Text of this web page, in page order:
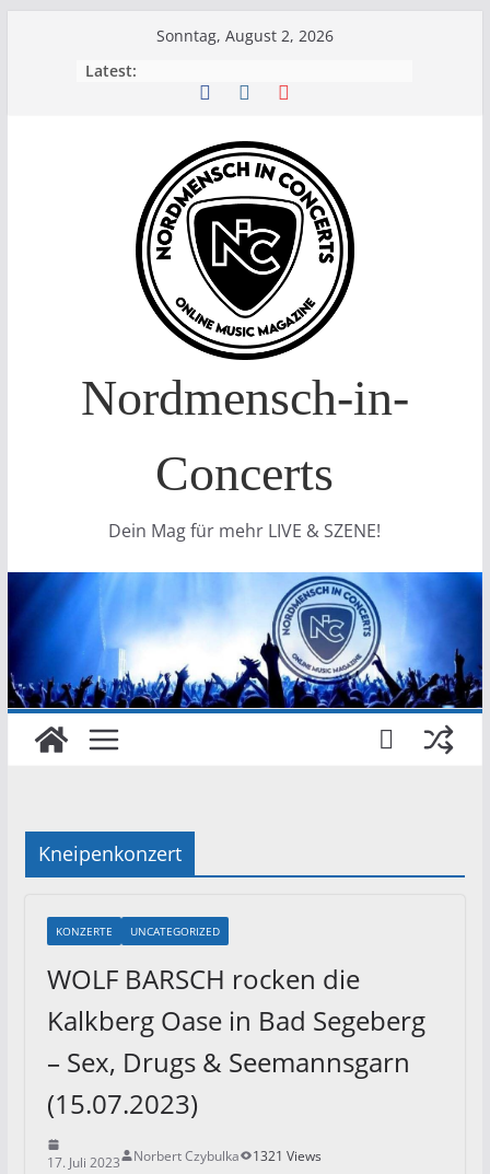
Sonntag, August 2, 2026
Latest:
Nordmensch-in-
Concerts
Dein Mag für mehr LIVE & SZENE!
Kneipenkonzert
KONZERTE UNCATEGORIZED
WOLF BARSCH rocken die
Kalkberg Oase in Bad Segeberg
– Sex, Drugs & Seemannsgarn
(15.07.2023)
17. Juli 2023 Norbert Czybulka
1321 Views